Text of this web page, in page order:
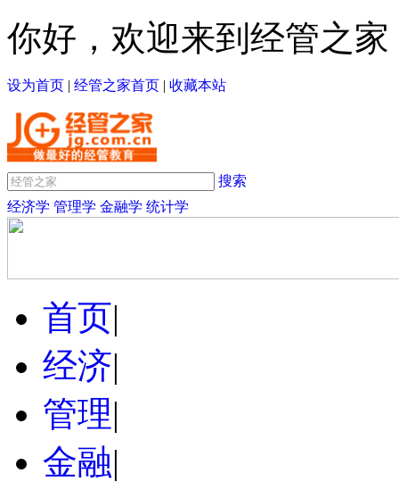
你好，欢迎来到经管之家
设为首页 | 经管之家首页 | 收藏本站
搜索
经济学 管理学 金融学 统计学
首页|
经济|
管理|
金融|